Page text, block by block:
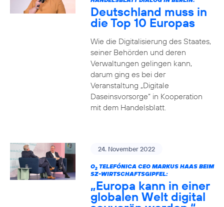
Deutschland muss in
die Top 10 Europas
Wie die Digitalisierung des Staates,
seiner Behörden und deren
Verwaltungen gelingen kann,
darum ging es bei der
Veranstaltung „Digitale
Daseinsvorsorge“ in Kooperation
mit dem Handelsblatt.
24. November 2022
O2TELEFÓNICA CEO MARKUS HAAS BEIM
SZ-WIRTSCHAFTSGIPFEL:
„Europa kann in einer
globalen Welt digital